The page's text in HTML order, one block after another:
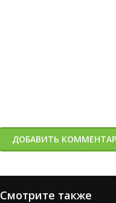
ДОБАВИТЬ
Смотрите также